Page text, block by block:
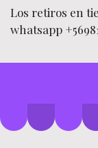
Los retiros en
whatsapp